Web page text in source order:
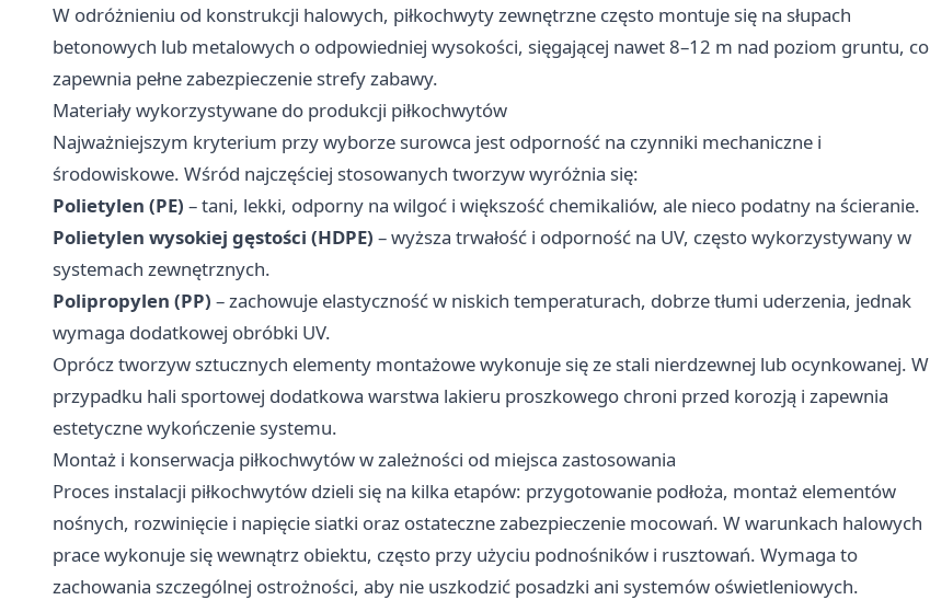
W odróżnieniu od konstrukcji halowych, piłkochwyty zewnętrzne często montuje się na słupach
betonowych lub metalowych o odpowiedniej wysokości, sięgającej nawet 8–12 m nad poziom gruntu, co
zapewnia pełne zabezpieczenie strefy zabawy.
Materiały wykorzystywane do produkcji piłkochwytów
Najważniejszym kryterium przy wyborze surowca jest odporność na czynniki mechaniczne i
środowiskowe. Wśród najczęściej stosowanych tworzyw wyróżnia się:
Polietylen (PE) – tani, lekki, odporny na wilgoć i większość chemikaliów, ale nieco podatny na ścieranie.
Polietylen wysokiej gęstości (HDPE) – wyższa trwałość i odporność na UV, często wykorzystywany w
systemach zewnętrznych.
Polipropylen (PP) – zachowuje elastyczność w niskich temperaturach, dobrze tłumi uderzenia, jednak
wymaga dodatkowej obróbki UV.
Oprócz tworzyw sztucznych elementy montażowe wykonuje się ze stali nierdzewnej lub ocynkowanej. W
przypadku hali sportowej dodatkowa warstwa lakieru proszkowego chroni przed korozją i zapewnia
estetyczne wykończenie systemu.
Montaż i konserwacja piłkochwytów w zależności od miejsca zastosowania
Proces instalacji piłkochwytów dzieli się na kilka etapów: przygotowanie podłoża, montaż elementów
nośnych, rozwinięcie i napięcie siatki oraz ostateczne zabezpieczenie mocowań. W warunkach halowych
prace wykonuje się wewnątrz obiektu, często przy użyciu podnośników i rusztowań. Wymaga to
zachowania szczególnej ostrożności, aby nie uszkodzić posadzki ani systemów oświetleniowych.